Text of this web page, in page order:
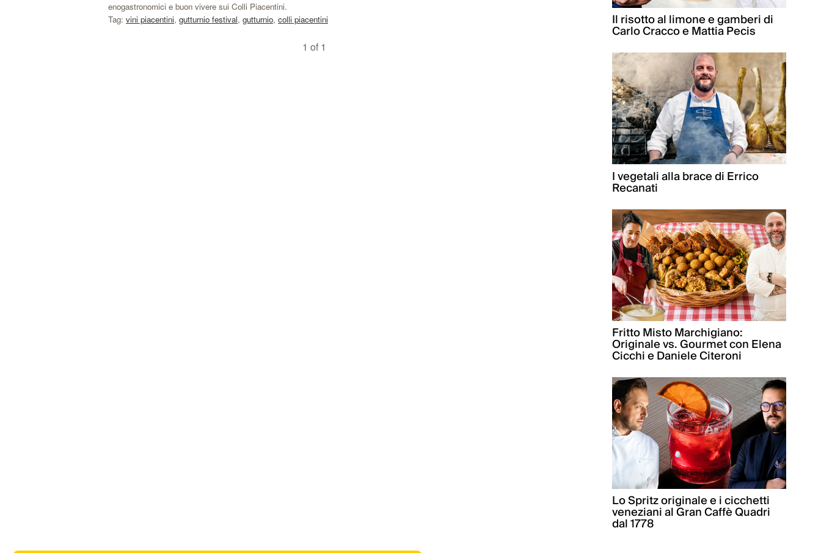
enogastronomici e buon vivere sui Colli Piacentini.
Tag: vini piacentini, gutturnio festival, gutturnio, colli piacentini
1 of 1
Il risotto al limone e gamberi di
Carlo Cracco e Mattia Pecis
I vegetali alla brace di Errico
Recanati
Fritto Misto Marchigiano:
Originale vs. Gourmet con Elena
Cicchi e Daniele Citeroni
Lo Spritz originale e i cicchetti
veneziani al Gran Caffè Quadri
dal 1778